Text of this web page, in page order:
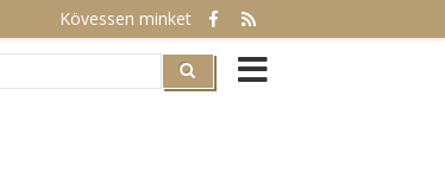
Kövessen minket